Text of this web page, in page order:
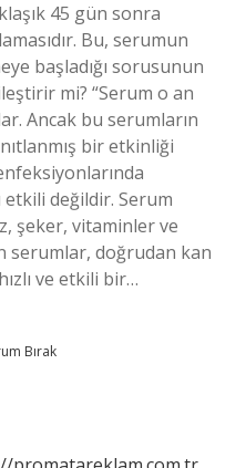
45 gün sonra
Bu, serumun
başladığı sorusunun
mi? “Serum o an
Ancak bu serumların
bir etkinliği
etkili değildir. Serum
şeker, vitaminler ve
serumlar, doğrudan kan
ve etkili bir…
Bırak